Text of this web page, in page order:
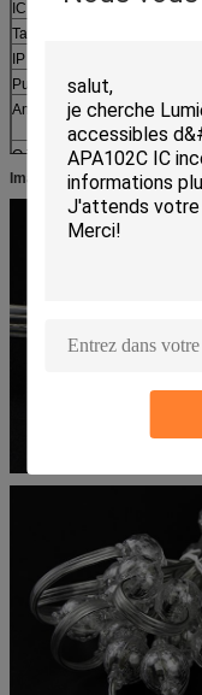
IC
UCS 1903
Taille
IP
Puissance
Angle de faisceau360°
O.T
-30℃ |
Images,